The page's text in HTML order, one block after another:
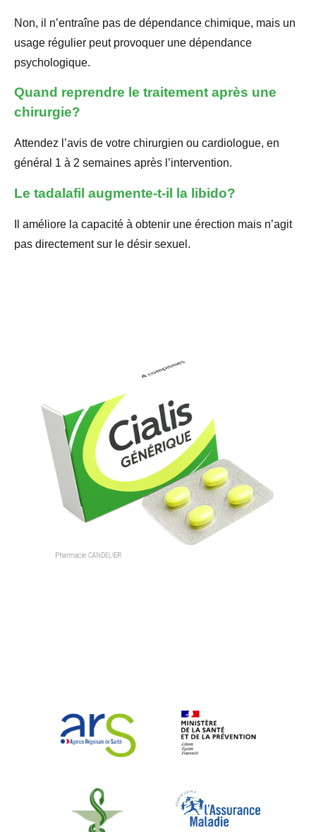
Non, il n’entraîne pas de dépendance chimique, mais un
usage régulier peut provoquer une dépendance
psychologique.
Quand reprendre le traitement après une
chirurgie?
Attendez l’avis de votre chirurgien ou cardiologue, en
général 1 à 2 semaines après l’intervention.
Le tadalafil augmente-t-il la libido?
Il améliore la capacité à obtenir une érection mais n’agit
pas directement sur le désir sexuel.